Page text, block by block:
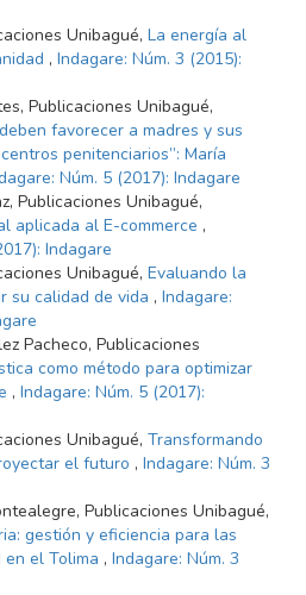
Unibagué, La energía al
, Indagare: Núm. 3 (2015):
Publicaciones Unibagué,
favorecer a madres y sus
penitenciarios”: María
Núm. 5 (2017): Indagare
Publicaciones Unibagué,
aplicada al E-commerce ,
Indagare
Unibagué, Evaluando la
su calidad de vida , Indagare:
Pacheco, Publicaciones
como método para optimizar
, Indagare: Núm. 5 (2017):
Unibagué, Transformando
el futuro , Indagare: Núm. 3
Publicaciones Unibagué,
gestión y eficiencia para las
el Tolima , Indagare: Núm. 3